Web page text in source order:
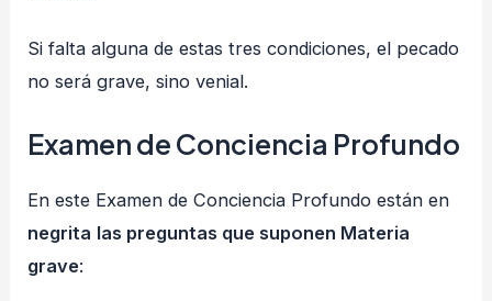
Si falta alguna de estas tres condiciones, el pecado
no será grave, sino venial.
Examen de Conciencia Profundo
En este Examen de Conciencia Profundo están en
negrita las preguntas que suponen Materia
grave: